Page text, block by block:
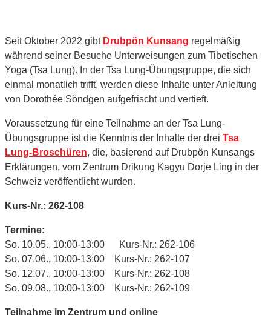
Seit Oktober 2022 gibt Drubpön Kunsang regelmäßig
während seiner Besuche Unterweisungen zum Tibetischen
Yoga (Tsa Lung). In der Tsa Lung-Übungs­gruppe, die sich
einmal monatlich trifft, werden diese Inhalte unter Anleitung
von Dorothée Söndgen aufgefrischt und vertieft.
Voraussetzung für eine Teilnahme an der Tsa Lung-
Übungsgruppe ist die Kenntnis der Inhalte der drei Tsa
Lung-Broschüren, die, basierend auf Drubpön Kunsangs
Erklärungen, vom Zentrum Drikung Kagyu Dorje Ling in der
Schweiz veröffentlicht wurden.
Kurs-Nr.: 262-108
Termine:
So. 10.05., 10:00-13:00 Kurs-Nr.: 262-106
So. 07.06., 10:00-13:00 Kurs-Nr.: 262-107
So. 12.07., 10:00-13:00 Kurs-Nr.: 262-108
So. 09.08., 10:00-13:00 Kurs-Nr.: 262-109
Teilnahme im Zentrum und online